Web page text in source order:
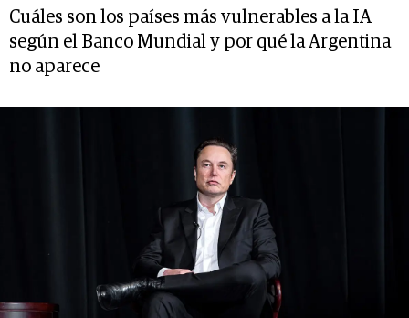
Cuáles son los países más vulnerables a la IA
según el Banco Mundial y por qué la Argentina
no aparece